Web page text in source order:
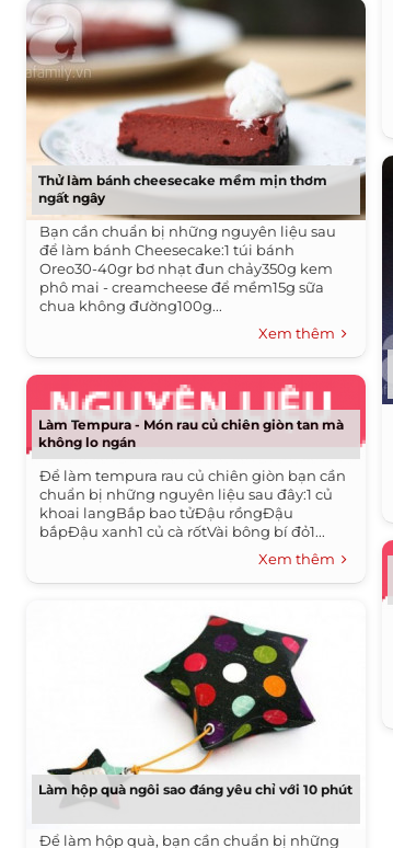
Thử làm bánh cheesecake mềm mịn thơm
ngất ngây
Bạn cần chuẩn bị những nguyên liệu sau
để làm bánh Cheesecake:1 túi bánh
Oreo30-40gr bơ nhạt đun chảy350g kem
phô mai - creamcheese để mềm15g sữa
chua không đường100g...
Xem thêm
Làm Tempura - Món rau củ chiên giòn tan mà
không lo ngán
Để làm tempura rau củ chiên giòn bạn cần
chuẩn bị những nguyên liệu sau đây:1 củ
khoai langBắp bao tửĐậu rồngĐậu
bắpĐậu xanh1 củ cà rốtVài bông bí đỏ1...
Xem thêm
Làm hộp quà ngôi sao đáng yêu chỉ với 10 phút
Để làm hộp quà, bạn cần chuẩn bị những